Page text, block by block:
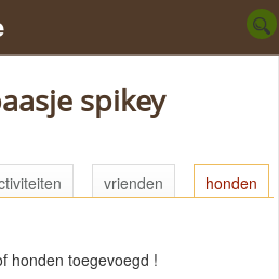
spikey
vrienden honden
honden toegevoegd !